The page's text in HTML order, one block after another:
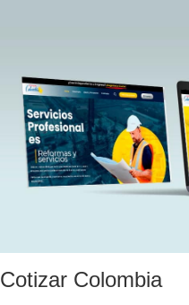
Cotizar Colombia